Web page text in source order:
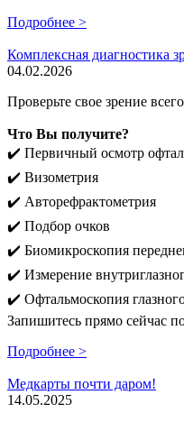
Подробнее >
Комплексная диагностика
04.02.2026
Проверьте свое зрение всего
Что Вы получите?
✔️ Первичный осмотр
✔️ Визометрия
✔️ Авторефрактометрия
✔️ Подбор очков
✔️ Биомикроскопия
✔️ Измерение
✔️ Офтальмоскопия
Запишитесь прямо сейчас
Подробнее >
Медкарты почти даром!
14.05.2025